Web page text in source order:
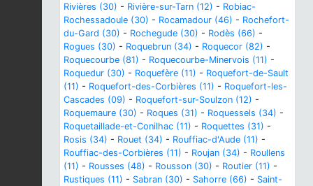
Rivières (30) - Rivière-sur-Tarn (12) - Robiac-
Rochessadoule (30) - Rocamadour (46) - Rochefort-
du-Gard (30) - Rochegude (30) - Rodès (66) -
Rogues (30) - Roquebrun (34) - Roquecor (82) -
Roquecourbe (81) - Roquecourbe-Minervois (11) -
Roquedur (30) - Roquefère (11) - Roquefort-de-Sault
(11) - Roquefort-des-Corbières (11) - Roquefort-les-
Cascades (09) - Roquefort-sur-Soulzon (12) -
Roquemaure (30) - Roques (31) - Roquessels (34) -
Roquetaillade-et-Conilhac (11) - Roquettes (31) -
Rosis (34) - Rouet (34) - Rouffiac-d'Aude (11) -
Rouffiac-des-Corbières (11) - Roujan (34) - Roullens
(11) - Rousses (48) - Rousson (30) - Routier (11) -
Rustiques (11) - Sabran (30) - Sahorre (66) - Saint-